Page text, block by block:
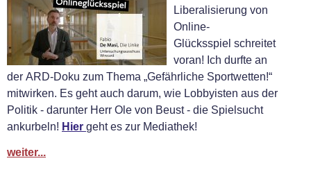
Liberalisierung von
Online-
Glücksspiel schreitet
voran! Ich durfte an
der ARD-Doku zum Thema „Gefährliche Sportwetten!“
mitwirken. Es geht auch darum, wie Lobbyisten aus der
Politik - darunter Herr Ole von Beust - die Spielsucht
ankurbeln! Hier geht es zur Mediathek!
weiter...